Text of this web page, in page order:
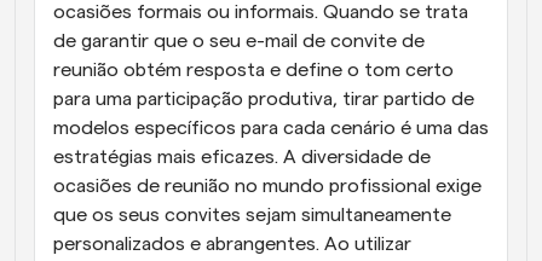
ocasiões formais ou informais. Quando se trata
de garantir que o seu e-mail de convite de
reunião obtém resposta e define o tom certo
para uma participação produtiva, tirar partido de
modelos específicos para cada cenário é uma das
estratégias mais eficazes. A diversidade de
ocasiões de reunião no mundo profissional exige
que os seus convites sejam simultaneamente
personalizados e abrangentes. Ao utilizar